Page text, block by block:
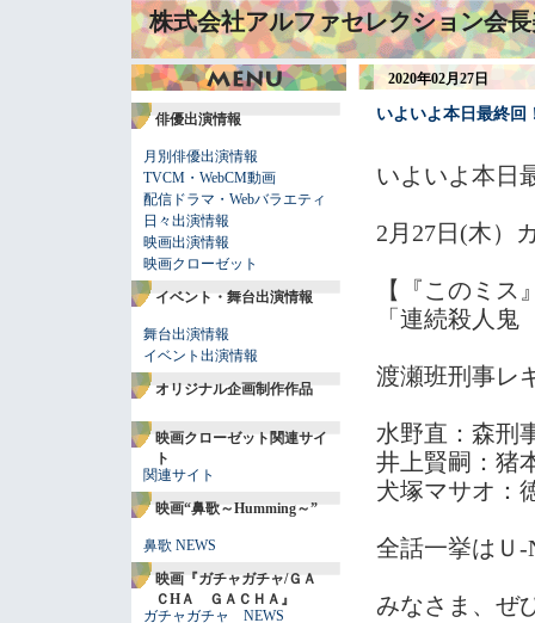
株式会社アルファセレクション会
俳優出演情報
月別俳優出演情報
TVCM・WebCM動画
配信ドラマ・Webバラエティ
日々出演情報
映画出演情報
映画クローゼット
イベント・舞台出演情報
舞台出演情報
イベント出演情報
オリジナル企画制作作品
映画クローゼット関連サイ
ト
関連サイト
映画“鼻歌～Humming～”
鼻歌 NEWS
映画『ガチャガチャ/ＧＡ
ＣHＡ ＧＡＣＨＡ』
ガチャガチャ NEWS
2020年02月27日
いよいよ本日最終
いよいよ本日
2月27日(木）
【『このミ
「連続殺人
渡瀬班刑事レ
水野直：森刑
井上賢嗣：猪
犬塚マサオ：
全話一挙はＵ-
みなさま、ぜ